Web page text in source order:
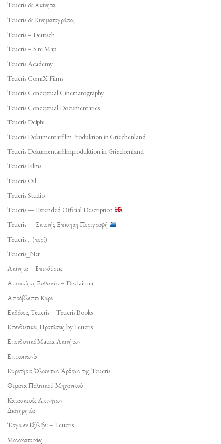
Teucris & Ακίνητα
Teucris & Κινηματογράφος
Teucris – Deutsch
Teucris – Site Map
Teucris Academy
Teucris ComiX Films
Teucris Conceptual Cinematography
Teucris Conceptual Documentaries
Teucris Delphi
Teucris Dokumentarfilm Produktion in Griechenland
Teucris Dokumentarfilmproduktion in Griechenland
Teucris Films
Teucris Oil
Teucris Studio
Teucris — Extended Official Description
Teucris — Εκτενής Επίσημη Περιγραφή
Teucris… (περί)
Teucris_Net
Ακίνητα – Επενδύσεις
Αποποίηση Ευθυνών – Disclaimer
Απρόβλεπτο Καρέ
Εκδόσεις Teucris – Teucris Books
Επενδυτικές Προτάσεις by Teucris
Επενδυτικό Matrix Ακινήτων
Επικοινωνία
Ευρετήριο Όλων των Άρθρων της Teucris
Θέματα Πολιτικού Μηχανικού
Κατασκευές Ακινήτων
Διατηρητέα
Έργα εν Εξελίξει – Teucris
Μονοκατοικίες